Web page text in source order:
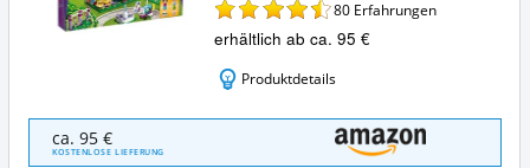
80 Erfahrungen
erhältlich ab ca. 95 €
Produktdetails
LEGO
Friends
ca. 95 €
KOSTENLOSE LIEFERUNG